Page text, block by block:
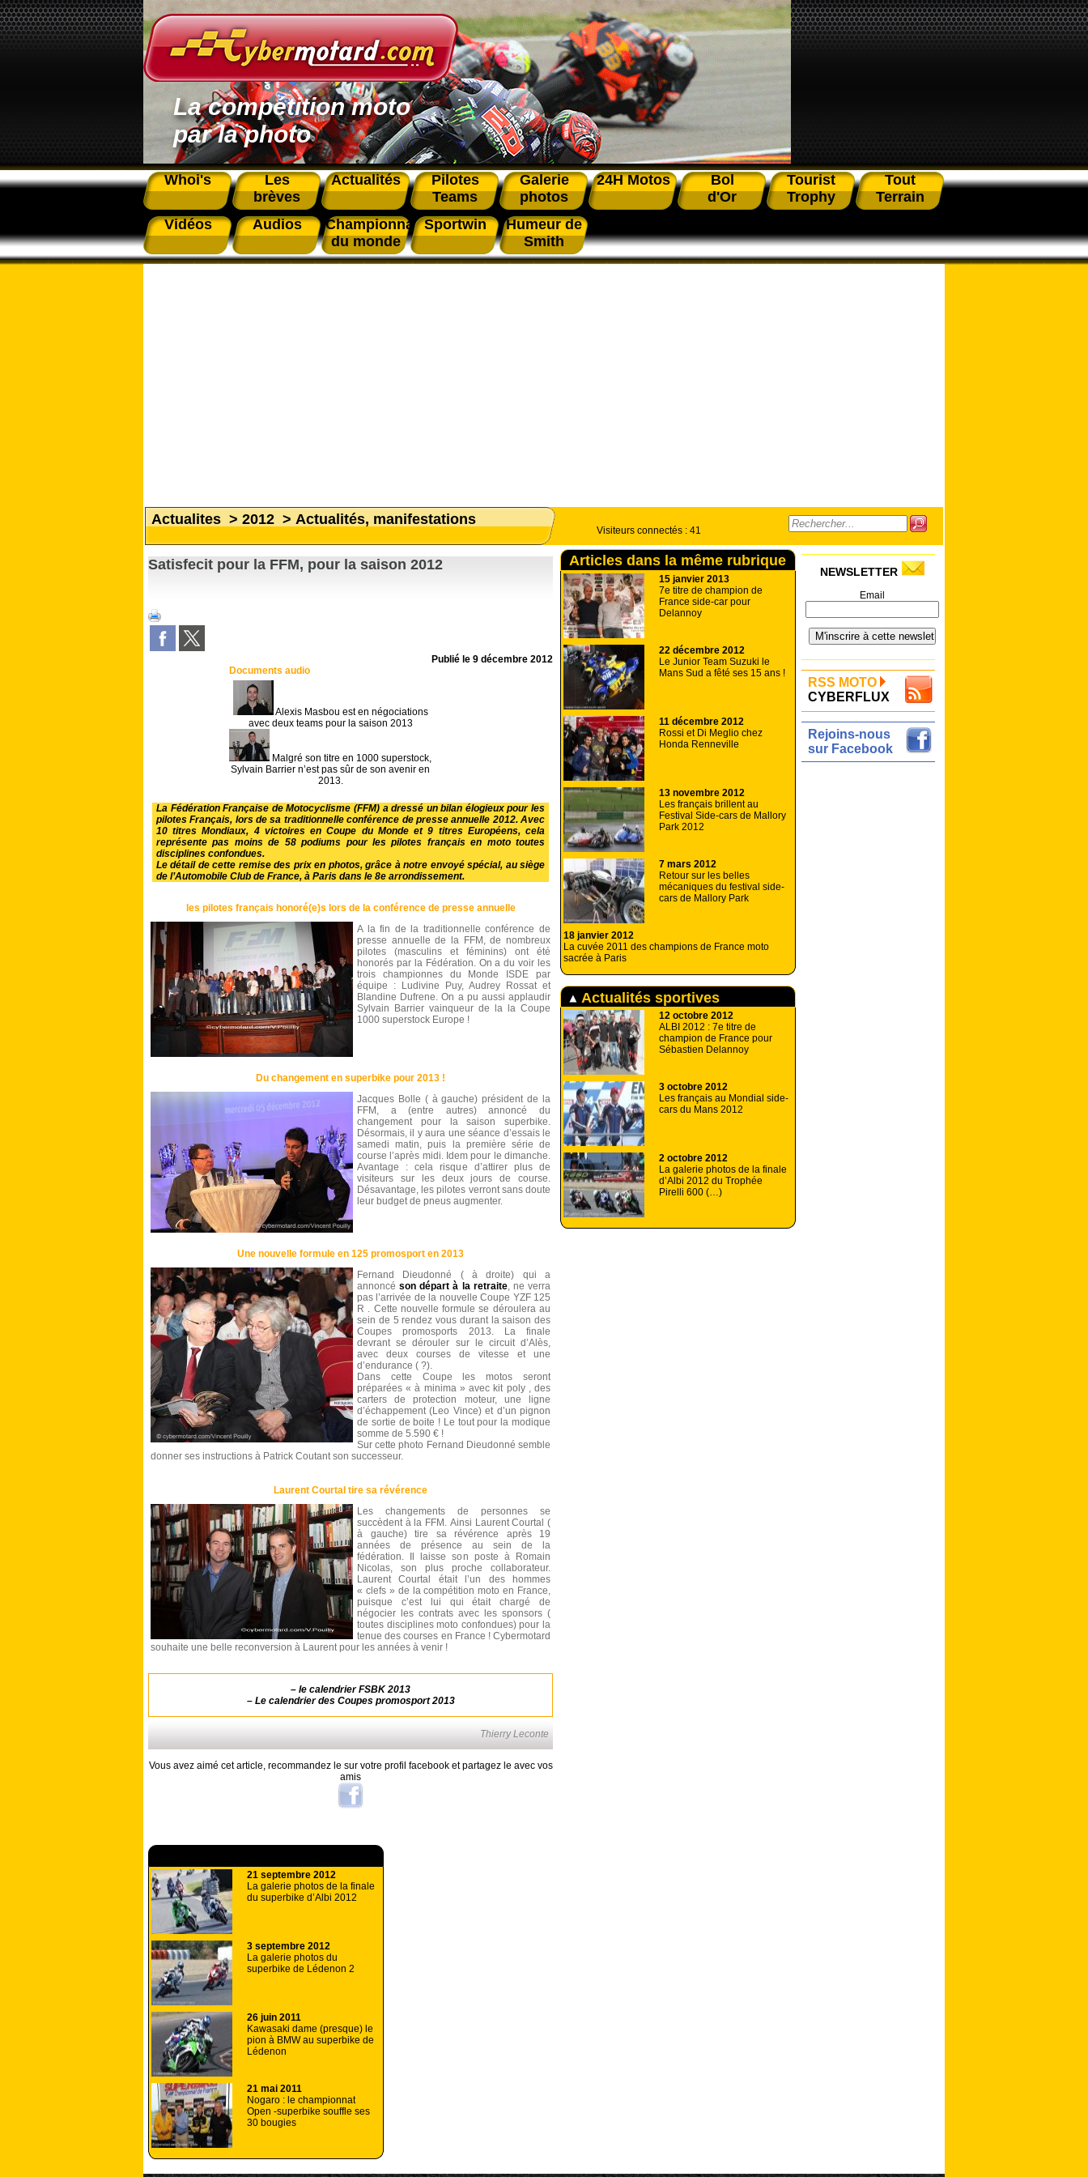
La compétition moto
par la photo
Whoi's
Les
brèves
Actualités
Pilotes
Teams
Galerie
photos
24H Motos
Bol
d'Or
Tourist
Trophy
Tout
Terrain
Vidéos
Audios
Championnat
du monde
Sportwin
Humeur de
Smith
Actualites > 2012 > Actualités, manifestations
Satisfecit pour la FFM, pour la saison 2012
Publié le 9 décembre 2012
Documents audio
Alexis Masbou est en négociations
avec deux teams pour la saison 2013
Malgré son titre en 1000 superstock,
Sylvain Barrier n’est pas sûr de son avenir en
2013.
La Fédération Française de Motocyclisme (FFM) a dressé un bilan élogieux pour les
pilotes Français, lors de sa traditionnelle conférence de presse annuelle 2012. Avec
10 titres Mondiaux, 4 victoires en Coupe du Monde et 9 titres Européens, cela
représente pas moins de 58 podiums pour les pilotes français en moto toutes
disciplines confondues.
Le détail de cette remise des prix en photos, grâce à notre envoyé spécial, au siège
de l’Automobile Club de France, à Paris dans le 8e arrondissement.
les pilotes français honoré(e)s lors de la conférence de presse annuelle
A la fin de la traditionnelle conférence de
presse annuelle de la FFM, de nombreux
pilotes (masculins et féminins) ont été
honorés par la Fédération. On a du voir les
trois championnes du Monde ISDE par
équipe : Ludivine Puy, Audrey Rossat et
Blandine Dufrene. On a pu aussi applaudir
Sylvain Barrier vainqueur de la la Coupe
1000 superstock Europe !
Du changement en superbike pour 2013 !
Jacques Bolle ( à gauche) président de la
FFM, a (entre autres) annoncé du
changement pour la saison superbike.
Désormais, il y aura une séance d’essais le
samedi matin, puis la première série de
course l’après midi. Idem pour le dimanche.
Avantage : cela risque d’attirer plus de
visiteurs sur les deux jours de course.
Désavantage, les pilotes verront sans doute
leur budget de pneus augmenter.
Une nouvelle formule en 125 promosport en 2013
Fernand Dieudonné ( à droite) qui a
annoncéson départ à la retraite, ne verra
pas l’arrivée de la nouvelle Coupe YZF 125
R . Cette nouvelle formule se déroulera au
sein de 5 rendez vous durant la saison des
Coupes promosports 2013. La finale
devrant se dérouler sur le circuit d’Alès,
avec deux courses de vitesse et une
d’endurance ( ?).
Dans cette Coupe les motos seront
préparées « à minima » avec kit poly , des
carters de protection moteur, une ligne
d’échappement (Leo Vince) et d’un pignon
de sortie de boite ! Le tout pour la modique
somme de 5.590 € !
Sur cette photo Fernand Dieudonné semble
donner ses instructions à Patrick Coutant son successeur.
Laurent Courtal tire sa révérence
Les changements de personnes se
succèdent à la FFM. Ainsi Laurent Courtal (
à gauche) tire sa révérence après 19
années de présence au sein de la
fédération. Il laisse son poste à Romain
Nicolas, son plus proche collaborateur.
Laurent Courtal était l’un des hommes
« clefs » de la compétition moto en France,
puisque c’est lui qui était chargé de
négocier les contrats avec les sponsors (
toutes disciplines moto confondues) pour la
tenue des courses en France ! Cybermotard
souhaite une belle reconversion à Laurent pour les années à venir !
– le calendrier FSBK 2013
– Le calendrier des Coupes promosport 2013
Thierry Leconte
Vous avez aimé cet article, recommandez le sur votre profil facebook et partagez le avec vos
amis
21 septembre 2012
La galerie photos de la finale
du superbike d’Albi 2012
3 septembre 2012
La galerie photos du
superbike de Lédenon 2
26 juin 2011
Kawasaki dame (presque) le
pion à BMW au superbike de
Lédenon
21 mai 2011
Nogaro : le championnat
Open -superbike souffle ses
30 bougies
Visiteurs connectés : 41
Articles dans la même rubrique
15 janvier 2013
7e titre de champion de
France side-car pour
Delannoy
22 décembre 2012
Le Junior Team Suzuki le
Mans Sud a fêté ses 15 ans !
11 décembre 2012
Rossi et Di Meglio chez
Honda Renneville
13 novembre 2012
Les français brillent au
Festival Side-cars de Mallory
Park 2012
7 mars 2012
Retour sur les belles
mécaniques du festival side-
cars de Mallory Park
18 janvier 2012
La cuvée 2011 des champions de France moto
sacrée à Paris
Actualités sportives
12 octobre 2012
ALBI 2012 : 7e titre de
champion de France pour
Sébastien Delannoy
3 octobre 2012
Les français au Mondial side-
cars du Mans 2012
2 octobre 2012
La galerie photos de la finale
d’Albi 2012 du Trophée
Pirelli 600 (…)
NEWSLETTER
Email
RSS MOTO
CYBERFLUX
Rejoins-nous
sur Facebook